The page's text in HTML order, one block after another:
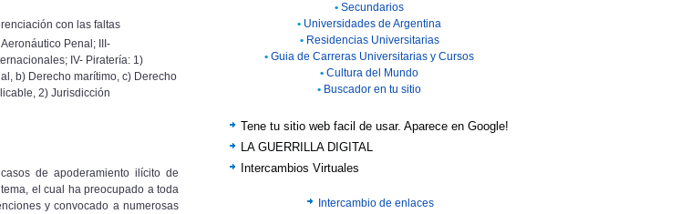
con las faltas
Penal; III-
IV- Piratería: 1)
b) Derecho marítimo, c) Derecho
2) Jurisdicción
de apoderamiento ilícito de
el cual ha preocupado a toda
y convocado a numerosas
• Secundarios
• Universidades de Argentina
• Residencias Universitarias
• Guia de Carreras Universitarias y Cursos
• Cultura del Mundo
• Buscador en tu sitio
Tene tu sitio web facil de usar. Aparece en Google!
LA GUERRILLA DIGITAL
Intercambios Virtuales
Intercambio de enlaces